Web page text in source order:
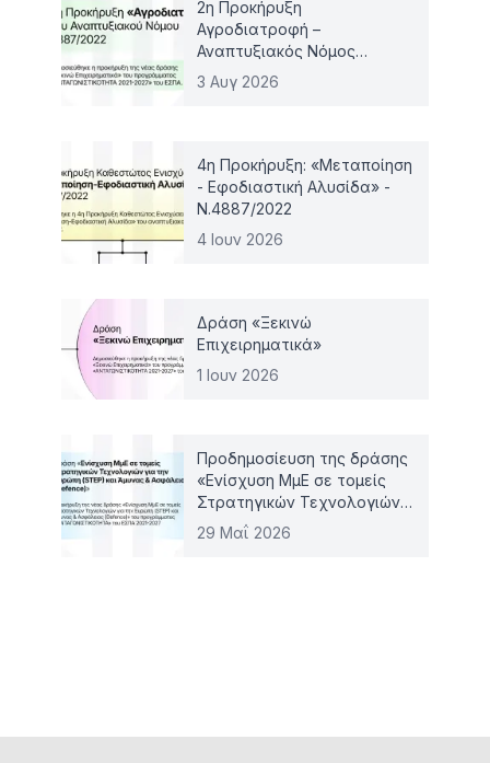
2η Προκήρυξη
Αγροδιατροφή –
Αναπτυξιακός Νόμος
4887/2022
3 Αυγ 2026
4η Προκήρυξη: «Μεταποίηση
- Εφοδιαστική Αλυσίδα» -
Ν.4887/2022
4 Ιουν 2026
Δράση «Ξεκινώ
Επιχειρηματικά»
1 Ιουν 2026
Προδημοσίευση της δράσης
«Ενίσχυση ΜμΕ σε τομείς
Στρατηγικών Τεχνολογιών
για την Ευρώπη (STEP) και
29 Μαΐ 2026